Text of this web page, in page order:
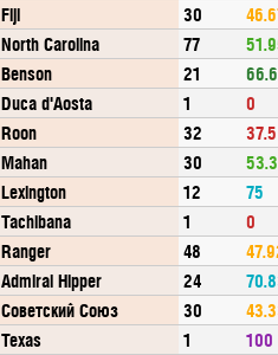
Fiji 30
North Carolina 77
Benson 21
Duca d'Aosta 1
0
Roon 32
37.5
Mahan 30
Lexington 12
75
Tachibana 1
0
Ranger 48
Admiral Hipper 24
Советский Союз 30
Texas 1
100